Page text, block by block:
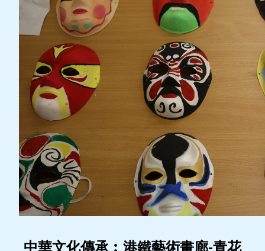
中華文化傳承︰港鐵藝術畫廊-青花